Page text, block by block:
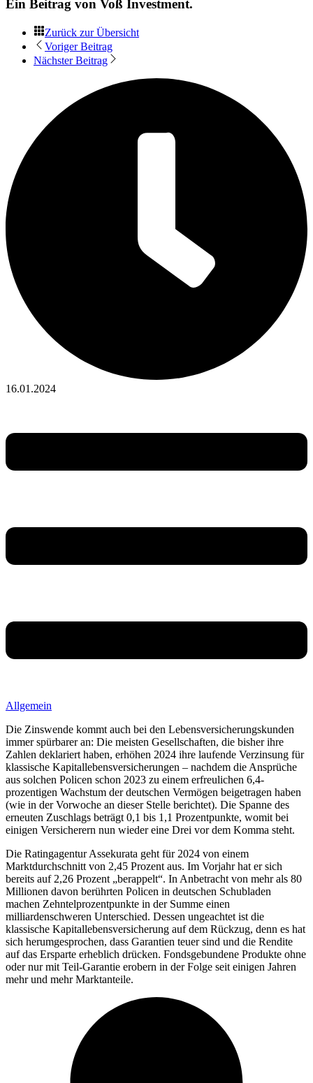
Ein Beitrag von Voß Investment.
Zurück zur Übersicht
Voriger Beitrag
Nächster Beitrag
16.01.2024
Allgemein
Die Zinswende kommt auch bei den Lebensversicherungskunden
immer spürbarer an: Die meisten Gesellschaften, die bisher ihre
Zahlen deklariert haben, erhöhen 2024 ihre laufende Verzinsung für
klassische Kapitallebensversicherungen – nachdem die Ansprüche
aus solchen Policen schon 2023 zu einem erfreulichen 6,4-
prozentigen Wachstum der deutschen Vermögen beigetragen haben
(wie in der Vorwoche an dieser Stelle berichtet). Die Spanne des
erneuten Zuschlags beträgt 0,1 bis 1,1 Prozentpunkte, womit bei
einigen Versicherern nun wieder eine Drei vor dem Komma steht.
Die Ratingagentur Assekurata geht für 2024 von einem
Marktdurchschnitt von 2,45 Prozent aus. Im Vorjahr hat er sich
bereits auf 2,26 Prozent „berappelt“. In Anbetracht von mehr als 80
Millionen davon berührten Policen in deutschen Schubladen
machen Zehntelprozentpunkte in der Summe einen
milliardenschweren Unterschied. Dessen ungeachtet ist die
klassische Kapitallebensversicherung auf dem Rückzug, denn es hat
sich herumgesprochen, dass Garantien teuer sind und die Rendite
auf das Ersparte erheblich drücken. Fondsgebundene Produkte ohne
oder nur mit Teil-Garantie erobern in der Folge seit einigen Jahren
mehr und mehr Marktanteile.